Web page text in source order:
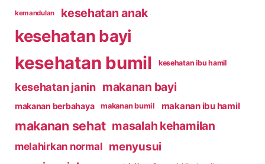
kemandulan kesehatan anak
kesehatan bayi
kesehatan bumil kesehatan ibu hamil
kesehatan janin makanan bayi
makanan berbahaya makanan bumil makanan ibu hamil
makanan sehat masalah kehamilan
melahirkan normal menyusui